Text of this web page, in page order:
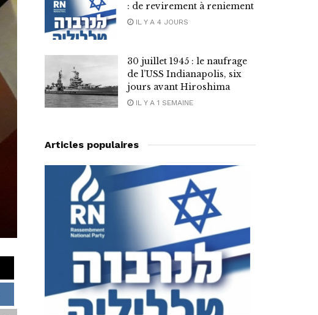
: de revirement à reniement
IL Y A 4 JOURS
30 juillet 1945 : le naufrage
de l’USS Indianapolis, six
jours avant Hiroshima
IL Y A 1 SEMAINE
Articles populaires